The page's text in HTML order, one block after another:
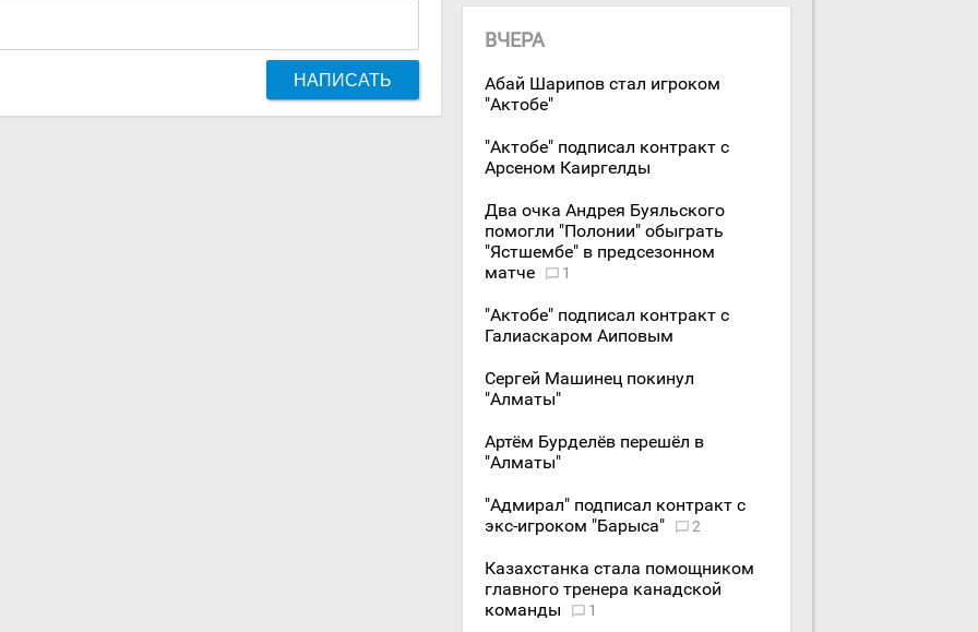
НАПИСАТЬ
ВЧЕРА
Абай Шарипов стал игроком
"Актобе"
"Актобе" подписал контракт с
Арсеном Каиргелды
Два очка Андрея Буяльского
помогли "Полонии" обыграть
"Ястшембе" в предсезонном
матче
1
"Актобе" подписал контракт с
Галиаскаром Аиповым
Сергей Машинец покинул
"Алматы"
Артём Бурделёв перешёл в
"Алматы"
"Адмирал" подписал контракт с
экс-игроком "Барыса"
2
Казахстанка стала помощником
главного тренера канадской
команды
1